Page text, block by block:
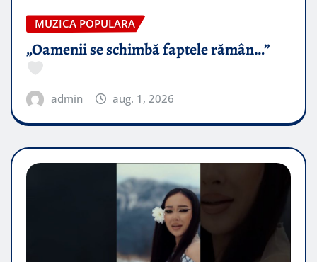
MUZICA POPULARA
„Oamenii se schimbă faptele rămân…”
admin aug. 1, 2026